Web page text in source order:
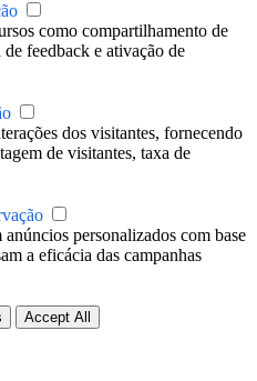
como compartilhamento de
feedback e ativação de
dos visitantes, fornecendo
de visitantes, taxa de
personalizados com base
a eficácia das campanhas
Accept All